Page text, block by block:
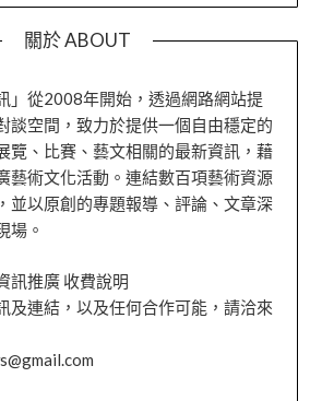
關於 ABOUT
」從2008年開始，透過網路網站提
談空間，致力於提供一個自由穩定的
覽、比賽、藝文相關的最新資訊，藉
藝術文化活動。連結數百項藝術資源
並以原創的專題報導、評論、文章深
場。
訊推廣 收費說明
及連結，以及任何合作可能，請洽來